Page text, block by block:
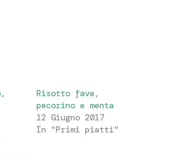
Risotto fave,
pecorino e menta
12 Giugno 2017
In "Primi piatti"